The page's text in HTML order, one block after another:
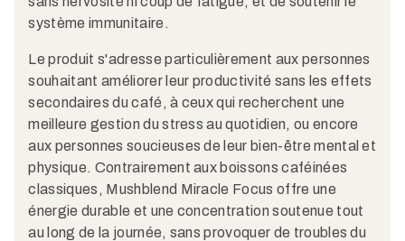
système immunitaire.
Le produit s'adresse particulièrement aux personnes
souhaitant améliorer leur productivité sans les effets
secondaires du café, à ceux qui recherchent une
meilleure gestion du stress au quotidien, ou encore
aux personnes soucieuses de leur bien-être mental et
physique. Contrairement aux boissons caféinées
classiques, Mushblend Miracle Focus offre une
énergie durable et une concentration soutenue tout
au long de la journée, sans provoquer de troubles du